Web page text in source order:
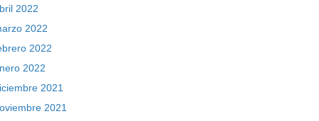
2022
2022
2022
2022
2021
2021